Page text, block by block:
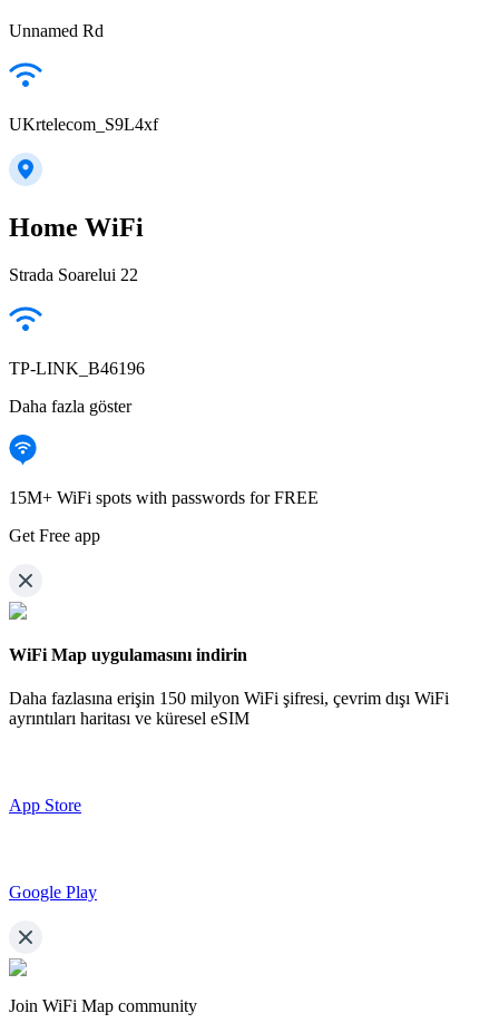
Unnamed Rd
UKrtelecom_S9L4xf
Home WiFi
Strada Soarelui 22
TP-LINK_B46196
Daha fazla göster
15M+ WiFi spots with passwords for FREE
Get Free app
WiFi Map uygulamasını indirin
Daha fazlasına erişin 150 milyon WiFi şifresi, çevrim dışı WiFi
ayrıntıları haritası ve küresel eSIM
App Store
Google Play
Join WiFi Map community